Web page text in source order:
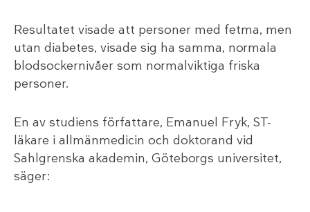
Resultatet visade att personer med fetma, men
utan diabetes, visade sig ha samma, normala
blodsockernivåer som normalviktiga friska
personer.
En av studiens författare, Emanuel Fryk, ST-
läkare i allmänmedicin och doktorand vid
Sahlgrenska akademin, Göteborgs universitet,
säger: